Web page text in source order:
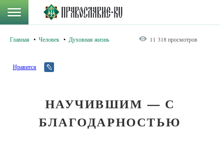
Главная Человек Духовная жизнь 11 318 просмотров
Нравится
НАУЧИВШИМ — С
БЛАГОДАРНОСТЬЮ